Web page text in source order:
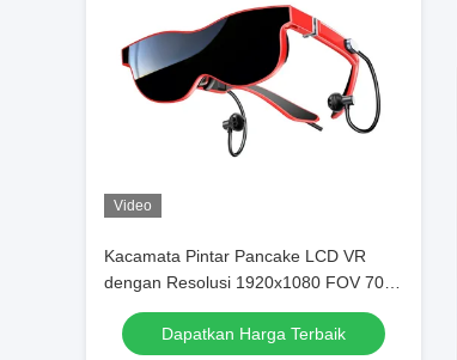
Video
Kacamata Pintar Pancake LCD VR
dengan Resolusi 1920x1080 FOV 70°
dan Layar Terpasang di Kepala
Konektivitas USB-C
Dapatkan Harga Terbaik